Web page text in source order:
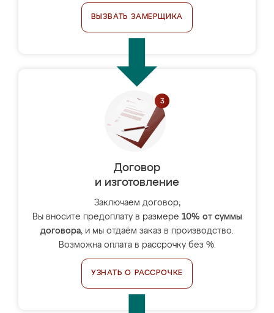
ВЫЗВАТЬ ЗАМЕРЩИКА
Договор
и изготовление
Заключаем договор,
Вы вносите предоплату в размере 10% от суммы
договора, и мы отдаём заказ в производство.
Возможна оплата в рассрочку без %.
УЗНАТЬ О РАССРОЧКЕ